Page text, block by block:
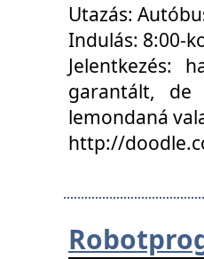
Utazás:
Indulás: 8:00-
Jelentkezés:
garantált, de
lemondaná
http://